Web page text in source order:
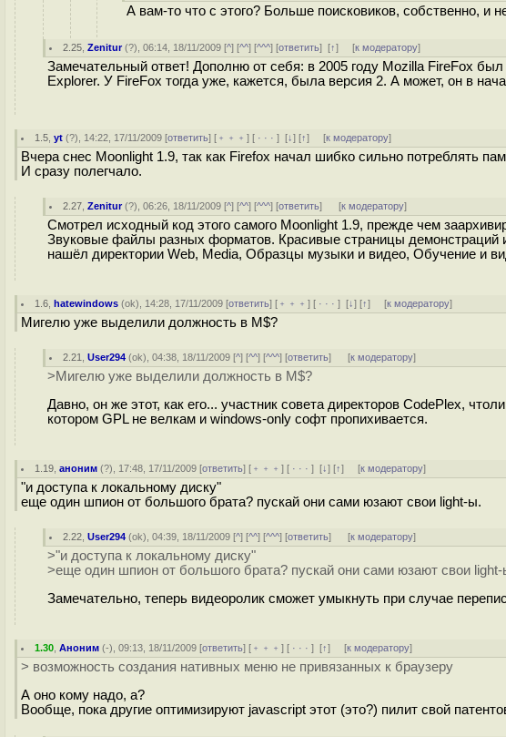
А вам-то что с этого? Больше поисковиков, собственно, и
2.25 ,Zenitur(?), 06:14, 18/11/2009 [^] [^^] [^^^] [ответить][↑] [к модератору]
Замечательный ответ! Дополню от себя: в 2005 году Mozilla FireFox
Explorer. У FireFox тогда уже, кажется, была версия 2. А может, он в
1.5 ,yt (?), 14:22, 17/11/2009 [ответить] [ ﹢﹢﹢] [ · · ·][↓] [↑] [к модератору]
Вчера снес Moonlight 1.9, так как Firefox начал шибко сильно потреблять
И сразу полегчало.
2.27 ,Zenitur(?), 06:26, 18/11/2009 [^] [^^] [^^^] [ответить] [к модератору]
Смотрел исходный код этого самого Moonlight 1.9, прежде чем
Звуковые файлы разных форматов. Красивые страницы демонстраций
нашёл директории Web, Media, Образцы музыки и видео, Обучение и
1.6 ,hatewindows (ok), 14:28, 17/11/2009 [ответить] [ ﹢﹢﹢] [ · · ·][↓] [↑] [к модератору]
Мигелю уже выделили должность в M$?
2.21 ,User294 (ok), 04:38, 18/11/2009 [^] [^^] [^^^] [ответить] [к модератору]
>Мигелю уже выделили должность в M$?
Давно, он же этот, как его... участник совета директоров CodePlex,
котором GPL не велкам и windows-only софт пропихивается.
1.19 ,аноним (?), 17:48, 17/11/2009 [ответить] [ ﹢﹢﹢] [ · · ·][↓] [↑] [к модератору]
"и доступа к локальному диску"
еще один шпион от большого брата? пускай они сами юзают свои light-ы.
2.22 ,User294 (ok), 04:39, 18/11/2009 [^] [^^] [^^^] [ответить] [к модератору]
>"и доступа к локальному диску"
>еще один шпион от большого брата? пускай они сами юзают свои
Замечательно, теперь видеоролик сможет умыкнуть при случае
1.30 ,Аноним (-), 09:13, 18/11/2009 [ответить] [ ﹢﹢﹢] [ · · ·][↑] [к модератору]
> возможность создания нативных меню не привязанных к браузеру
А оно кому надо, а?
Вообще, пока другие оптимизируют javascript этот (это?) пилит свой